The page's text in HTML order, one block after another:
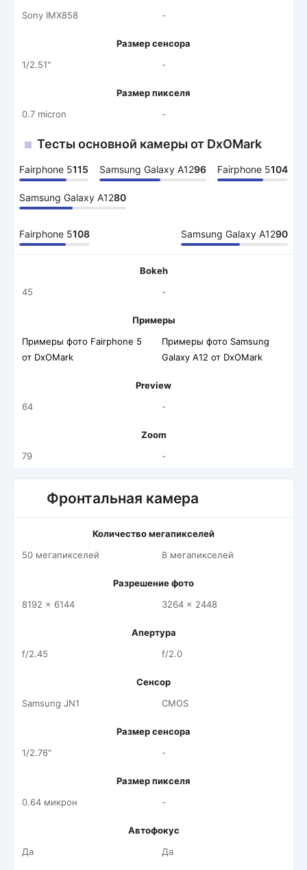
Sony IMX858
-
Размер сенсора
1/2.51"
-
Размер пикселя
0.7 micron
-
Тесты основной камеры от DxOMark
Fairphone 5115 Samsung Galaxy A1296 Fairphone 5104
Samsung Galaxy A1280
Fairphone 5108 Samsung Galaxy A1290
Bokeh
45
-
Примеры
Примеры фото Fairphone 5
от DxOMark
Примеры фото Samsung
Galaxy A12 от DxOMark
Preview
64
-
Zoom
79
-
Фронтальная камера
Количество мегапикселей
50 мегапикселей
8 мегапикселей
Разрешение фото
8192 x 6144
3264 x 2448
Апертура
f/2.45
f/2.0
Сенсор
Samsung JN1
CMOS
Размер сенсора
1/2.76"
-
Размер пикселя
0.64 микрон
-
Автофокус
Да
Да